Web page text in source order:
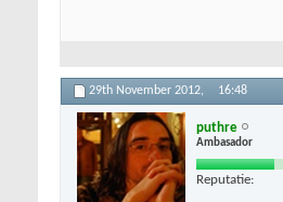
29th November 2012, 16:48
puthre
Ambasador
Reputatie: